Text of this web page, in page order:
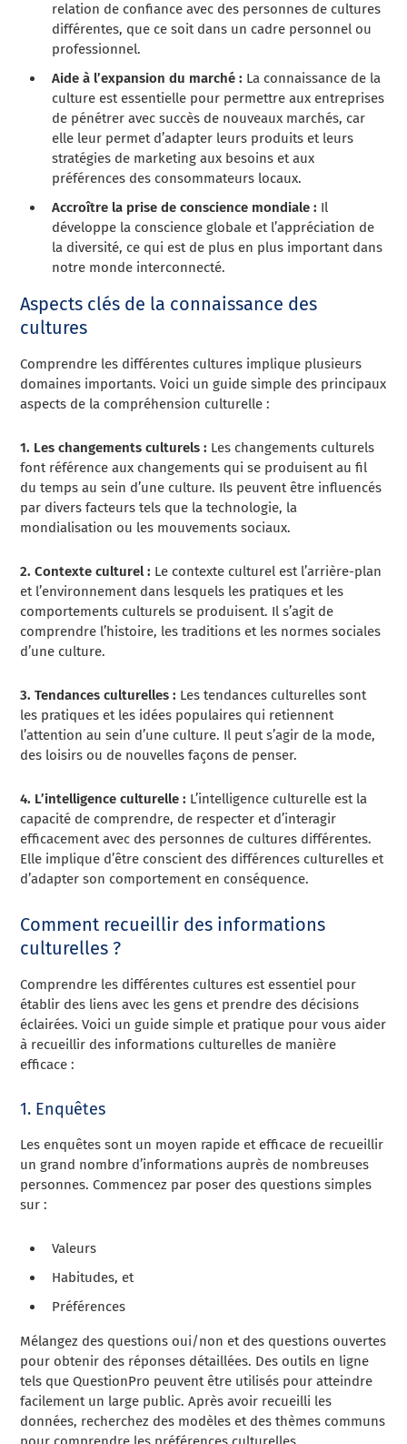
relation de confiance avec des personnes de cultures
différentes, que ce soit dans un cadre personnel ou
professionnel.
Aide à l’expansion du marché : La connaissance de la
culture est essentielle pour permettre aux entreprises
de pénétrer avec succès de nouveaux marchés, car
elle leur permet d’adapter leurs produits et leurs
stratégies de marketing aux besoins et aux
préférences des consommateurs locaux.
Accroître la prise de conscience mondiale : Il
développe la conscience globale et l’appréciation de
la diversité, ce qui est de plus en plus important dans
notre monde interconnecté.
Aspects clés de la connaissance des
cultures
Comprendre les différentes cultures implique plusieurs
domaines importants. Voici un guide simple des principaux
aspects de la compréhension culturelle :
1. Les changements culturels : Les changements culturels
font référence aux changements qui se produisent au fil
du temps au sein d’une culture. Ils peuvent être influencés
par divers facteurs tels que la technologie, la
mondialisation ou les mouvements sociaux.
2. Contexte culturel : Le contexte culturel est l’arrière-plan
et l’environnement dans lesquels les pratiques et les
comportements culturels se produisent. Il s’agit de
comprendre l’histoire, les traditions et les normes sociales
d’une culture.
3. Tendances culturelles : Les tendances culturelles sont
les pratiques et les idées populaires qui retiennent
l’attention au sein d’une culture. Il peut s’agir de la mode,
des loisirs ou de nouvelles façons de penser.
4. L’intelligence culturelle : L’intelligence culturelle est la
capacité de comprendre, de respecter et d’interagir
efficacement avec des personnes de cultures différentes.
Elle implique d’être conscient des différences culturelles et
d’adapter son comportement en conséquence.
Comment recueillir des informations
culturelles ?
Comprendre les différentes cultures est essentiel pour
établir des liens avec les gens et prendre des décisions
éclairées. Voici un guide simple et pratique pour vous aider
à recueillir des informations culturelles de manière
efficace :
1. Enquêtes
Les enquêtes sont un moyen rapide et efficace de recueillir
un grand nombre d’informations auprès de nombreuses
personnes. Commencez par poser des questions simples
sur :
Valeurs
Habitudes, et
Préférences
Mélangez des questions oui/non et des questions ouvertes
pour obtenir des réponses détaillées. Des outils en ligne
tels que QuestionPro peuvent être utilisés pour atteindre
facilement un large public. Après avoir recueilli les
données, recherchez des modèles et des thèmes communs